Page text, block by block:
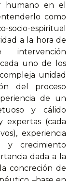
humano en el
como
espiritual
a la hora de
intervención
uno de los
unidad
del proceso
de un
y cálido
expertas (cada
experiencia
y crecimiento
dada a la
concreción de